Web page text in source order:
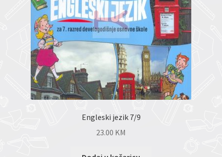
Engleski jezik 7/9
23.00 KM